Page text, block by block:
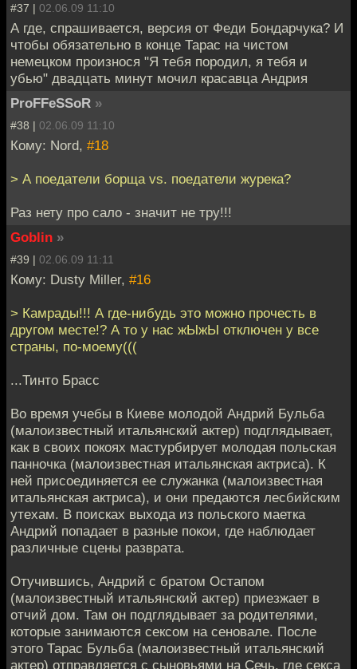
#37 | 02.06.09 11:10
А где, спрашивается, версия от Феди Бондарчука? И
чтобы обязательно в конце Тарас на чистом
немецком произнося "Я тебя породил, я тебя и
убью" двадцать минут мочил красавца Андрия
ProFFeSSoR »
#38 | 02.06.09 11:10
Кому: Nord, #18
> А поедатели борща vs. поедатели журека?
Раз нету про сало - значит не тру!!!
Goblin »
#39 | 02.06.09 11:11
Кому: Dusty Miller, #16
> Камрады!!! А где-нибудь это можно прочесть в
другом месте!? А то у нас жЫжЫ отключен у все
страны, по-моему(((
...Тинто Брасс
Во время учебы в Киеве молодой Андрий Бульба
(малоизвестный итальянский актер) подглядывает,
как в своих покоях мастурбирует молодая польская
панночка (малоизвестная итальянская актриса). К
ней присоединяется ее служанка (малоизвестная
итальянская актриса), и они предаются лесбийским
утехам. В поисках выхода из польского маетка
Андрий попадает в разные покои, где наблюдает
различные сцены разврата.
Отучившись, Андрий с братом Остапом
(малоизвестный итальянский актер) приезжает в
отчий дом. Там он подглядывает за родителями,
которые занимаются сексом на сеновале. После
этого Тарас Бульба (малоизвестный итальянский
актер) отправляется с сыновьями на Сечь, где секса